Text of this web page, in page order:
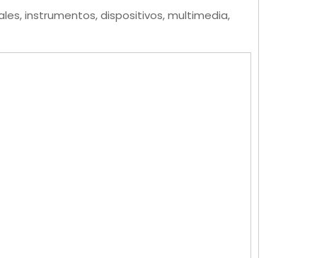
instrumentos, dispositivos, multimedia,